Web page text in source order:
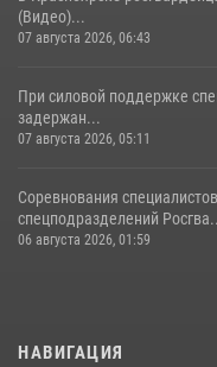
(Видео)...
07 августа 2026, 06:43
При силовой поддержке
задержан...
07 августа 2026, 05:11
Соревнования
спецподразделений
06 августа 2026, 01:59
НАВИГАЦИЯ